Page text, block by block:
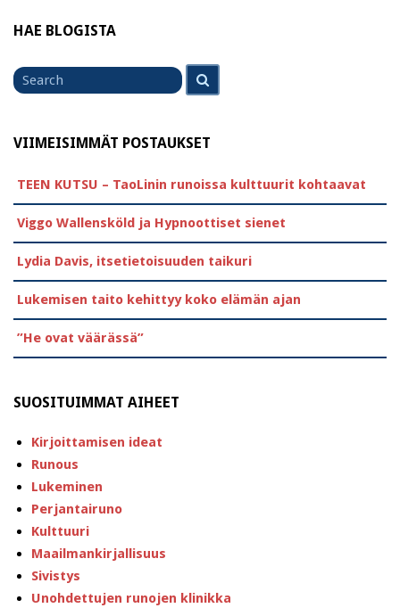
HAE BLOGISTA
Search
for
VIIMEISIMMÄT POSTAUKSET
TEEN KUTSU – TaoLinin runoissa kulttuurit kohtaavat
Viggo Wallensköld ja Hypnoottiset sienet
Lydia Davis, itsetietoisuuden taikuri
Lukemisen taito kehittyy koko elämän ajan
”He ovat väärässä”
SUOSITUIMMAT AIHEET
Kirjoittamisen ideat
Runous
Lukeminen
Perjantairuno
Kulttuuri
Maailmankirjallisuus
Sivistys
Unohdettujen runojen klinikka